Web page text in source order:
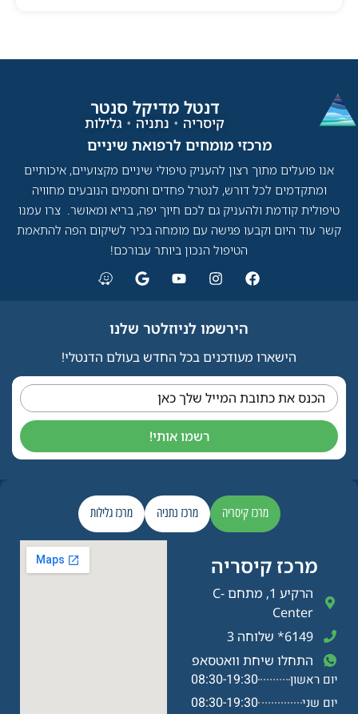
דנטל מדיקל סנטר​
קיסריה • נתניה • גלילות
מרכזי מומחים לרפואת שיניים​
אנו פועלים מתוך רצון להעניק טיפולי שיניים מקצועיים, איכותיים
ומתקדמים לכל דורש, לנטרל פחדים וחסמים הנובעים מחוויה
טיפולית קודמת ולהעניק גם לכם חיוך יפה, בריא ומאושר. צרו עמנו
קשר עוד היום וקבעו פגישה עם מומחה בכיר לשיקום הפה להתאמת
הטיפול הנכון ביותר עבורכם!
הירשמו לניוזלטר שלנו
הישארו מעודכנים בכל החדש בעולם הדנטלי!
הכנס את כתובת המייל שלך כאן
רשמו אותי!
מרכז קיסריה מרכז נתניה מרכז גלילות
מרכז קיסריה​
הרקיע 1, מתחם C-
Center
6149* שלוחה 3
התחלו שיחת וואטסאפ
יום ראשון
08:30-19:30
יום שני 08:30-19:30